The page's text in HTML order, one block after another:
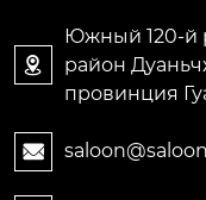

Южный 120-й
район
провинция
